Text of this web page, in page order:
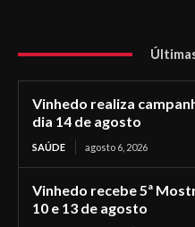
Vinhedo realiza
dia 14 de agosto
SAÚDE agosto 6, 2026
Vinhedo recebe 5ª
10 e 13 de agosto